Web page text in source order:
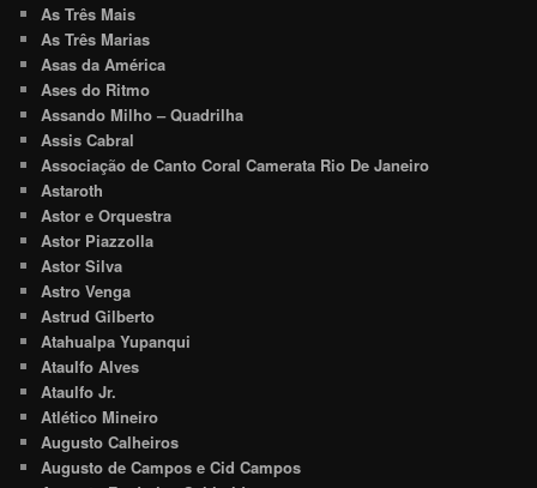
As Três Mais
As Três Marias
Asas da América
Ases do Ritmo
Assando Milho – Quadrilha
Assis Cabral
Associação de Canto Coral Camerata Rio De Janeiro
Astaroth
Astor e Orquestra
Astor Piazzolla
Astor Silva
Astro Venga
Astrud Gilberto
Atahualpa Yupanqui
Ataulfo Alves
Ataulfo Jr.
Atlético Mineiro
Augusto Calheiros
Augusto de Campos e Cid Campos